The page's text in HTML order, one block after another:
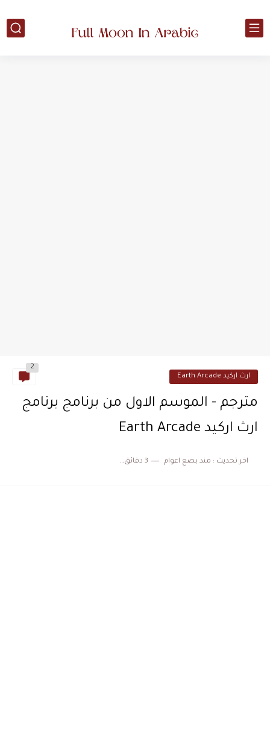
ارث اركيد Earth Arcade
2
مترجم - الموسم الاول من برنامج برنامج
ارث اركيد Earth Arcade
اخر تحديث : منذ بضع اعوام 3 دقائق للقراءة